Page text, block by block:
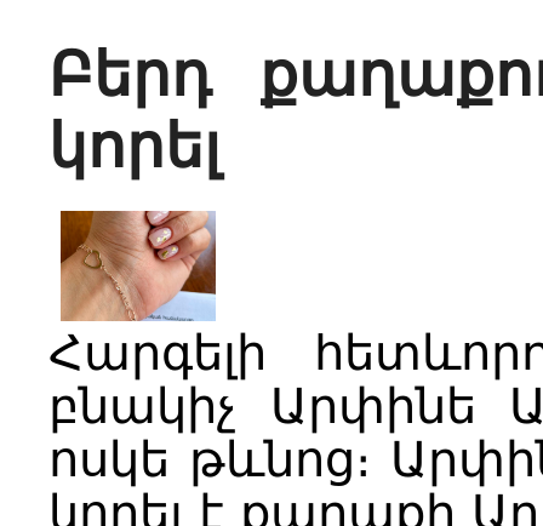
Բերդ
կորել
Հարգելի
բնակիչ Արփինե
ոսկե թևնոց։
կորել է քաղաքի